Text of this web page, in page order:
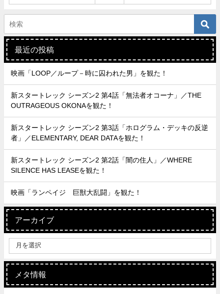
最近の投稿
映画「LOOP／ループ－時に囚われた男」を観た！
新スタートレック シーズン2 第4話「無法者オコーナ」／THE
OUTRAGEOUS OKONAを観た！
新スタートレック シーズン2 第3話「ホログラム・デッキの反逆
者」／ELEMENTARY, DEAR DATAを観た！
新スタートレック シーズン2 第2話「闇の住人」／WHERE
SILENCE HAS LEASEを観た！
映画「ランペイジ 巨獣大乱闘」を観た！
アーカイブ
メタ情報